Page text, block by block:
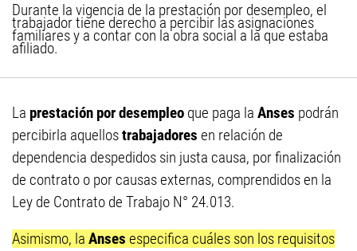
Durante la vigencia de la prestación por desempleo, el
trabajador tiene derecho a percibir las asignaciones
familiares y a contar con la obra social a la que estaba
afiliado.
La prestación por desempleo que paga la Anses podrán
percibirla aquellostrabajadores en relación de
dependencia despedidos sin justa causa, por finalización
de contrato o por causas externas, comprendidos en la
Ley de Contrato de Trabajo N° 24.013.
Asimismo, la Anses especifica cuáles son los requisitos